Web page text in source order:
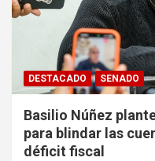
DESTACADO SENADO
Basilio Núñez
para blindar las
déficit fiscal